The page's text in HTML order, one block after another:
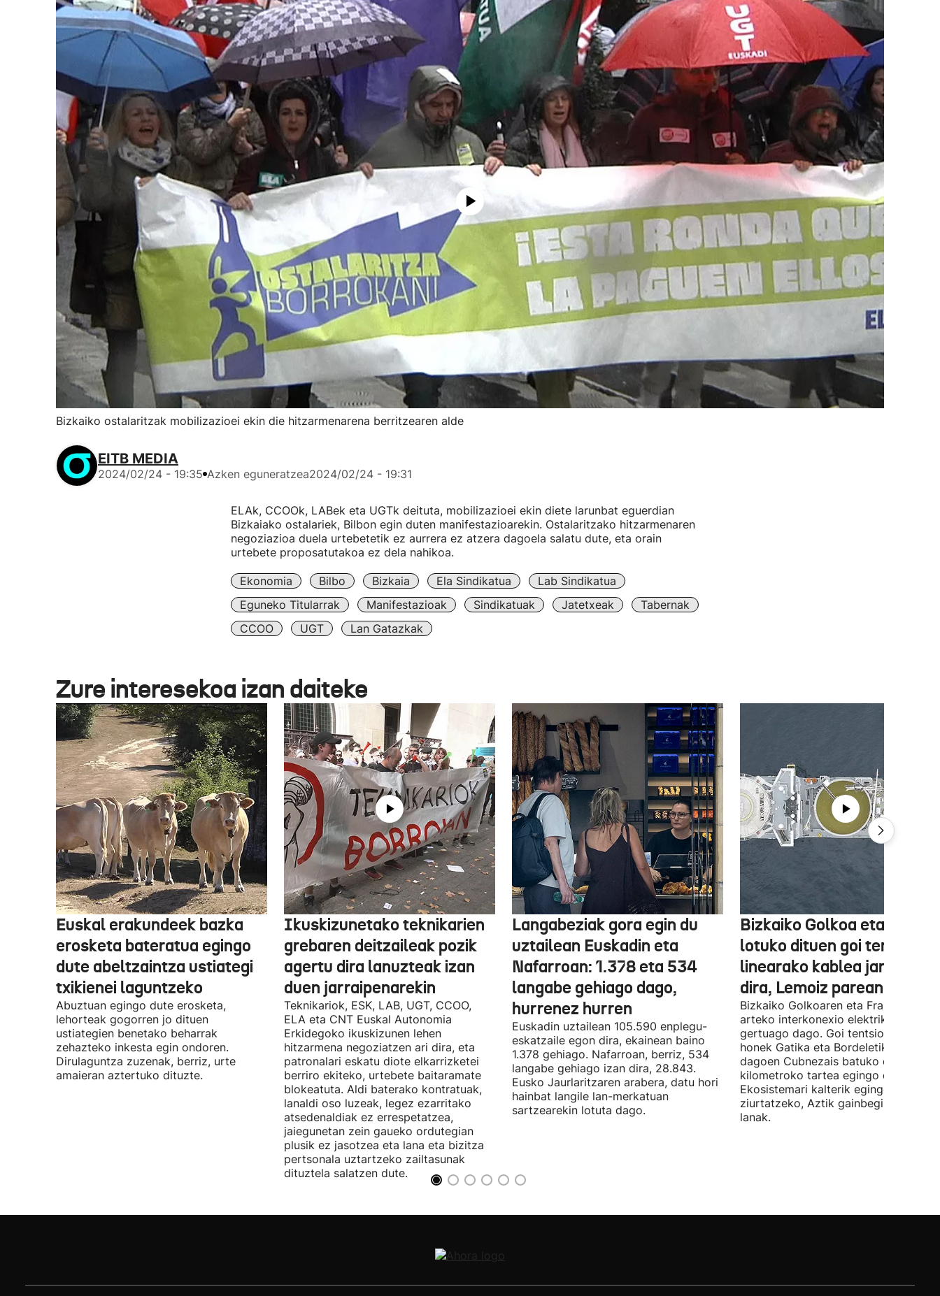
Bizkaiko ostalaritzak mobilizazioei ekin die hitzarmenarena berritzearen alde
EITB MEDIA
2024/02/24 - 19:35 Azken eguneratzea2024/02/24 - 19:31
ELAk, CCOOk, LABek eta UGTk deituta, mobilizazioei ekin diete larunbat eguerdian
Bizkaiako ostalariek, Bilbon egin duten manifestazioarekin. Ostalaritzako hitzarmenaren
negoziazioa duela urtebetetik ez aurrera ez atzera dagoela salatu dute, eta orain
urtebete proposatutakoa ez dela nahikoa.
Ekonomia Bilbo Bizkaia Ela Sindikatua
Lab Sindikatua
Eguneko Titularrak
Manifestazioak Sindikatuak Jatetxeak
Tabernak
CCOO
UGT Lan Gatazkak
Zure interesekoa izan daiteke
Euskal erakundeek bazka
erosketa bateratua egingo
dute abeltzaintza ustiategi
txikienei laguntzeko
Abuztuan egingo dute erosketa,
lehorteak gogorren jo dituen
ustiategien benetako beharrak
zehazteko inkesta egin ondoren.
Dirulaguntza zuzenak, berriz, urte
amaieran aztertuko dituzte.
Ikuskizunetako teknikarien
grebaren deitzaileak pozik
agertu dira lanuzteak izan
duen jarraipenarekin
Teknikariok, ESK, LAB, UGT, CCOO,
ELA eta CNT Euskal Autonomia
Erkidegoko ikuskizunen lehen
hitzarmena negoziatzen ari dira, eta
patronalari eskatu diote elkarrizketei
berriro ekiteko, urtebete baitaramate
blokeatuta. Aldi baterako kontratuak,
lanaldi oso luzeak, legez ezarritako
atsedenaldiak ez errespetatzea,
jaiegunetan zein gaueko ordutegian
plusik ez jasotzea eta lana eta bizitza
pertsonala uztartzeko zailtasunak
dituztela salatzen dute.
Langabeziak gora egin du
uztailean Euskadin eta
Nafarroan: 1.378 eta 534
langabe gehiago dago,
hurrenez hurren
Euskadin uztailean 105.590 enplegu-
eskatzaile egon dira, ekainean baino
1.378 gehiago. Nafarroan, berriz, 534
langabe gehiago izan dira, 28.843.
Eusko Jaurlaritzaren arabera, datu hori
hainbat langile lan-merkatuan
sartzearekin lotuta dago.
Bizkaiko Golkoa eta
lotuko dituen goi tentsioko
linearako kablea jartzen
dira, Lemoiz parean
Bizkaiko Golkoaren eta Frantziaren
arteko interkonexio elektrikoa
gertuago dago. Goi tentsioko linea
honek Gatika eta Bordeletik gertu
dagoen Cubnezais batuko ditu eta
kilometroko tartea egingo du ur
Ekosistemari kalterik egingo ez
ziurtatzeko, Aztik gainbegiratuko
lanak.